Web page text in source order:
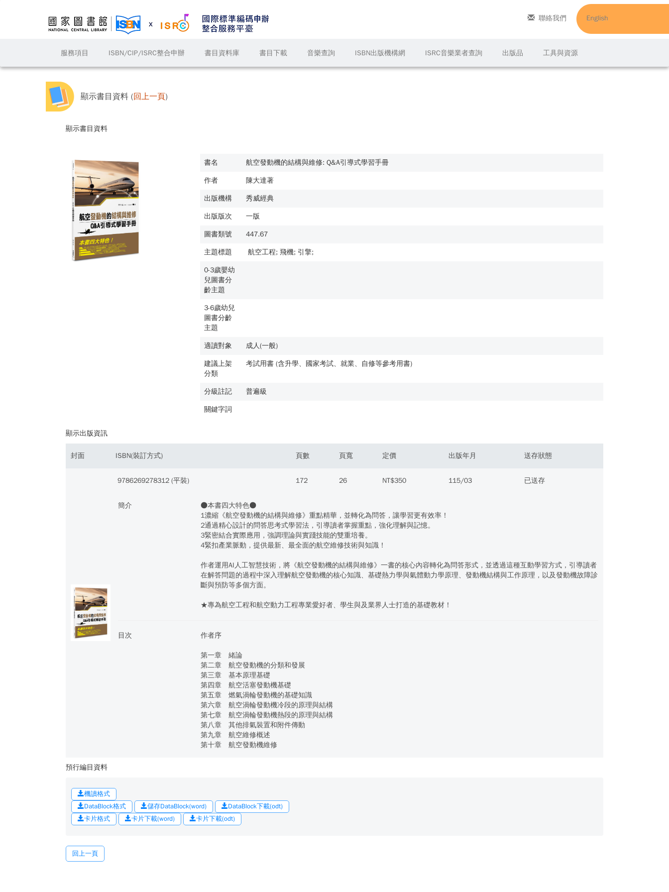
服務項目 ISBN/CIP/ISRC整合申辦 書目資料庫 書目下載 音樂查詢 ISBN出版機構網 ISRC音樂業者查詢 出版品 工具與資源
聯絡我們 English
顯示書目資料 (回上一頁)
顯示書目資料
書名 航空發動機的結構與維修: Q&A引導式學習手冊
作者 陳大達著
出版機構 秀威經典
出版版次 一版
圖書類號 447.67
主題標題 航空工程; 飛機; 引擎;
0-3歲嬰幼
兒圖書分
齡主題
3-6歲幼兒
圖書分齡
主題
適讀對象 成人(一般)
建議上架
分類
考試用書 (含升學、國家考試、就業、自修等參考用書)
分級註記 普遍級
關鍵字詞
顯示出版資訊
封面 ISBN(裝訂方式) 頁數 頁寬 定價 出版年月 送存狀態
9786269278312 (平裝) 172 26 NT$350 115/03 已送存
簡介
●本書四大特色●
1濃縮《航空發動機的結構與維修》重點精華，並轉化為問答，讓學習更有效率！
2通過精心設計的問答思考式學習法，引導讀者掌握重點，強化理解與記憶。
3緊密結合實際應用，強調理論與實踐技能的雙重培養。
4緊扣產業脈動，提供最新、最全面的航空維修技術與知識！
作者運用AI人工智慧技術，將《航空發動機的結構與維修》一書的核心內容轉化為問答形式，並透過這種互動學習方式，引導讀者
在解答問題的過程中深入理解航空發動機的核心知識、基礎熱力學與氣體動力學原理、發動機結構與工作原理，以及發動機故障診
斷與預防等多個方面。
★專為航空工程和航空動力工程專業愛好者、學生與及業界人士打造的基礎教材！
目次 作者序
第一章 緒論
第二章 航空發動機的分類和發展
第三章 基本原理基礎
第四章 航空活塞發動機基礎
第五章 燃氣渦輪發動機的基礎知識
第六章 航空渦輪發動機冷段的原理與結構
第七章 航空渦輪發動機熱段的原理與結構
第八章 其他排氣裝置和附件傳動
第九章 航空維修概述
第十章 航空發動機維修
預行編目資料
機讀格式
DataBlock格式
儲存DataBlock(word)
DataBlock下載(odt)
卡片格式
卡片下載(word) 卡片下載(odt)
回上一頁